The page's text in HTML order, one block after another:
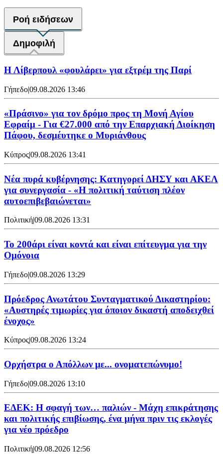
Ροή ειδήσεων
Δημοφιλή
Η Λίβερπουλ «φουλάρει» για εξτρέμ της Παρί
Γήπεδο|09.08.2026 13:46
«Πράσινο» για τον δρόμο προς τη Μονή Αγίου
Εφραίμ - Για €27.000 από την Επαρχιακή Διοίκηση
Πάφου, δεσμέυτηκε ο Μυριάνθους
Κύπρος|09.08.2026 13:41
Νέα πυρά κυβέρνησης: Κατηγορεί ΔΗΣΥ και ΑΚΕΛ
για συνεργασία - «Η πολιτική ταύτιση πλέον
αυτοεπιβεβαιώνεται»
Πολιτική|09.08.2026 13:31
Το 200άρι είναι κοντά και είναι επίτευγμα για την
Ομόνοια
Γήπεδο|09.08.2026 13:29
Πρόεδρος Ανωτάτου Συνταγματικού Δικαστηρίου:
«Αυστηρές τιμωρίες για όποιον δικαστή αποδειχθεί
ένοχος»
Κύπρος|09.08.2026 13:24
Ορχήστρα o Aπόλλων με... ονοματεπώνυμο!
Γήπεδο|09.08.2026 13:10
ΕΔΕΚ: Η σφαγή των… παλιών - Μάχη επικράτησης
και πολιτικής επιβίωσης, ένα μήνα πριν τις εκλογές
για νέο πρόεδρο
Πολιτική|09.08.2026 12:56